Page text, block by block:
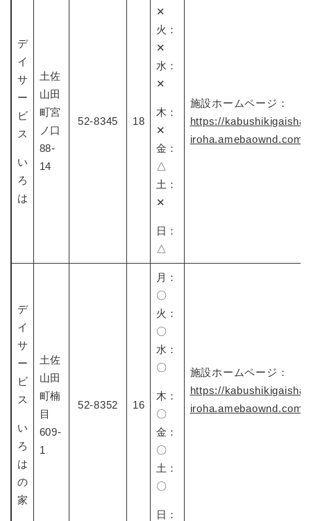
デ
イ
サ
ー
ビ
ス
い
ろ
は
土佐
山田
町宮
ノ口
88-
14
52-8345 18
✕
火：
✕
水：
✕​
木：
✕
金：
△
土：
✕​
日：
△
施設ホームページ：
https://kabushikigaisha-
iroha.amebaownd.com/
デ
イ
サ
ー
ビ
ス
い
ろ
は
の
家
土佐
山田
町楠
目
609-
1
52-8352 16
月：
〇
火：
〇
水：
〇
木：
〇
金：
〇
土：
〇
日：
施設ホームページ：
https://kabushikigaisha-
iroha.amebaownd.com/